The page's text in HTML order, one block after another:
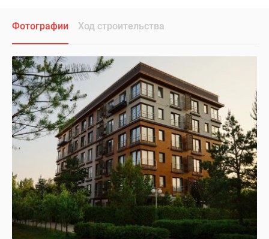
Фотографии Ход строительства